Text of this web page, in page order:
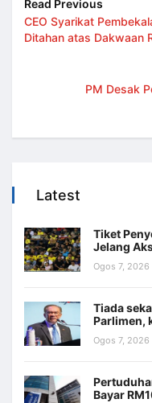
Read Previous
CEO Syarikat
Ditahan atas Dakwaan
PM Desak
Latest
Tiket
Jelang
Ogos 7, 2026
Tiada
Parlimen,
Ogos 7, 2026
Bayar